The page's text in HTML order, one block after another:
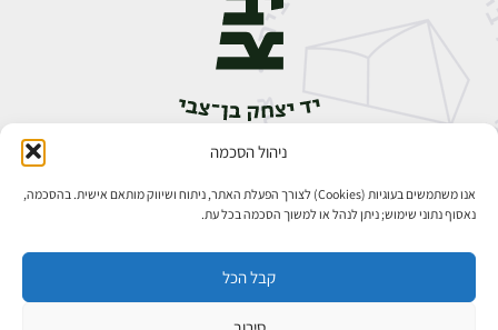
ניהול הסכמה
אנו משתמשים בעוגיות (Cookies) לצורך הפעלת האתר, ניתוח ושיווק מותאם אישית. בהסכמה,
נאסוף נתוני שימוש; ניתן לנהל או למשוך הסכמה בכל עת.
קבל הכל
אבן גבירול 14, רחביה, ירושלים